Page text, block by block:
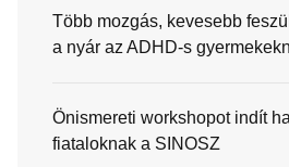
Több mozgás, kevesebb
a nyár az ADHD-s
Önismereti workshopot indít
fiataloknak a SINOSZ